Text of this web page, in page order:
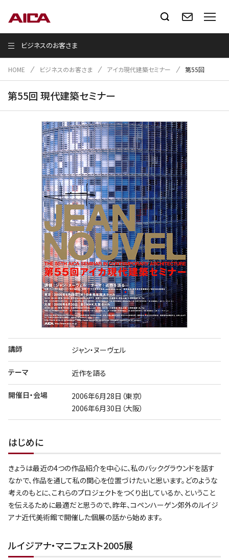
ビジネスのお客さま
HOME ビジネスのお客さま アイカ現代建築セミナー 第55回
第55回 現代建築セミナー
講師 ジャン・ヌーヴェル
テーマ 近作を語る
開催日・会場
2006年6月28日（東京）
2006年6月30日（大阪）
はじめに
きょうは最近の4つの作品紹介を中心に、私のバックグラウンドを話す
なかで、作品を通して私の関心を位置づけたいと思います。どのような
考えのもとに、これらのプロジェクトをつくり出しているか、ということ
を伝えるために最適だと思うので、昨年、コペンハーゲン郊外のルイジ
アナ近代美術館で開催した個展の話から始めます。
ルイジアナ・マニフェスト2005展